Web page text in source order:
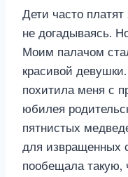
Дети часто
не догадываясь.
Моим палачом
красивой
похитила меня с
юбилея
пятнистых
для извращенных
пообещала такую,